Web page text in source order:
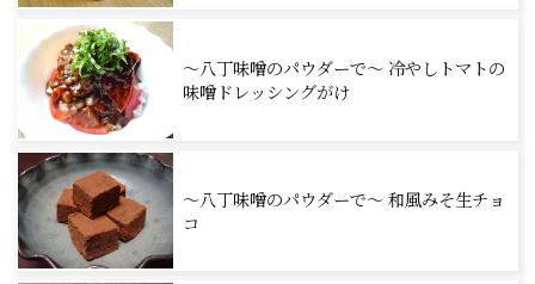
～八丁味噌のパウダーで～ 冷やしトマトの
味噌ドレッシングがけ
～八丁味噌のパウダーで～ 和風みそ生チョ
コ